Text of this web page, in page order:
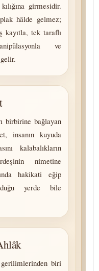
girmesidir.
hâlde gelmez;
kayıtla, tek taraflı
ve
birbirine bağlayan
insanın kuyuda
kalabalıkların
nimetine
hakikati eğip
yerde bile
biri